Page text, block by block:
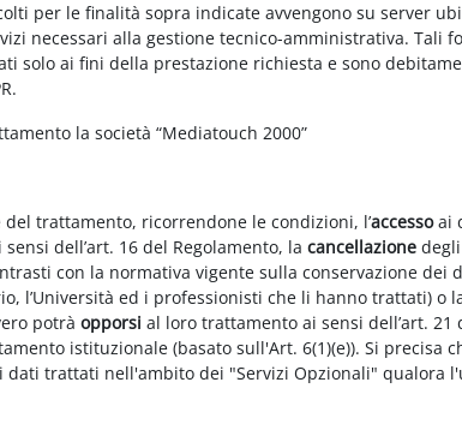
per le finalità sopra indicate avvengono su server
necessari alla gestione tecnico-amministrativa. Tali
solo ai fini della prestazione richiesta e sono
la società “Mediatouch 2000”
trattamento, ricorrendone le condizioni, l’accessoai
sensi dell’art. 16 del Regolamento, lacancellazione
con la normativa vigente sulla conservazione dei
l’Università ed i professionisti che li hanno trattati) o
potràopporsi al loro trattamento ai sensi dell’art. 21
istituzionale (basato sull'Art. 6(1)(e)). Si precisa
trattati nell'ambito dei "Servizi Opzionali" qualora